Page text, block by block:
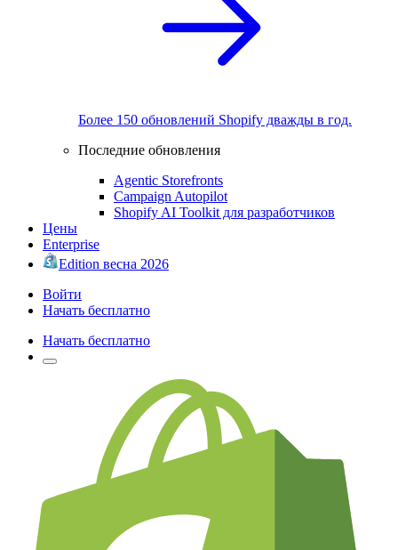
Более 150 обновлений Shopify дважды в год.
Последние обновления
Agentic Storefronts
Campaign Autopilot
Shopify AI Toolkit для разработчиков
Цены
Enterprise
Edition весна 2026
Войти
Начать бесплатно
Начать бесплатно